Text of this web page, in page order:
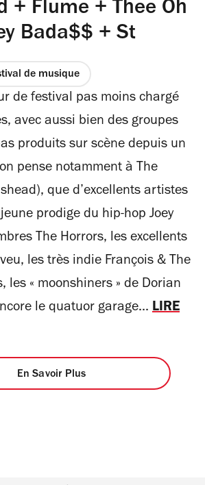
+ Flume + Thee Oh
Bada$$ + St
de musique
de festival pas moins chargé
avec aussi bien des groupes
produits sur scène depuis un
pense notamment à The
que d’excellents artistes
prodige du hip-hop Joey
The Horrors, les excellents
les très indie François & The
les « moonshiners » de Dorian
le quatuor garage... LIRE
En Savoir Plus